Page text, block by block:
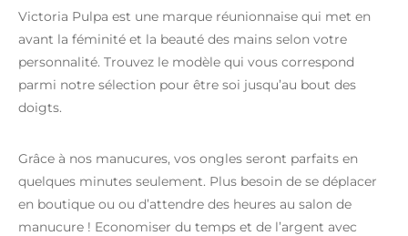
Victoria Pulpa est une marque réunionnaise qui met en
avant la féminité et la beauté des mains selon votre
personnalité. Trouvez le modèle qui vous correspond
parmi notre sélection pour être soi jusqu’au bout des
doigts.
Grâce à nos manucures, vos ongles seront parfaits en
quelques minutes seulement. Plus besoin de se déplacer
en boutique ou ou d’attendre des heures au salon de
manucure ! Economiser du temps et de l’argent avec